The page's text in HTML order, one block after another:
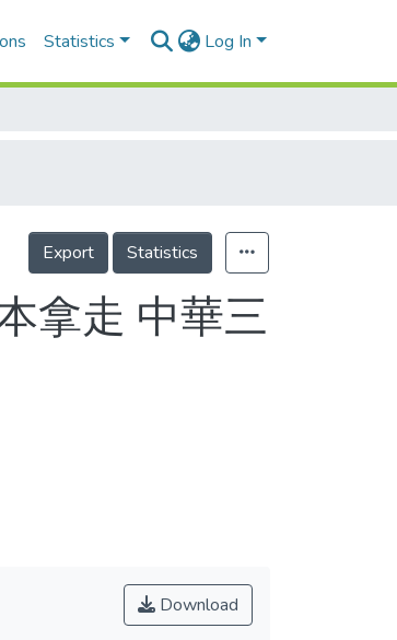
Statistics Log In
Export Statistics
拿走 中華三
Download